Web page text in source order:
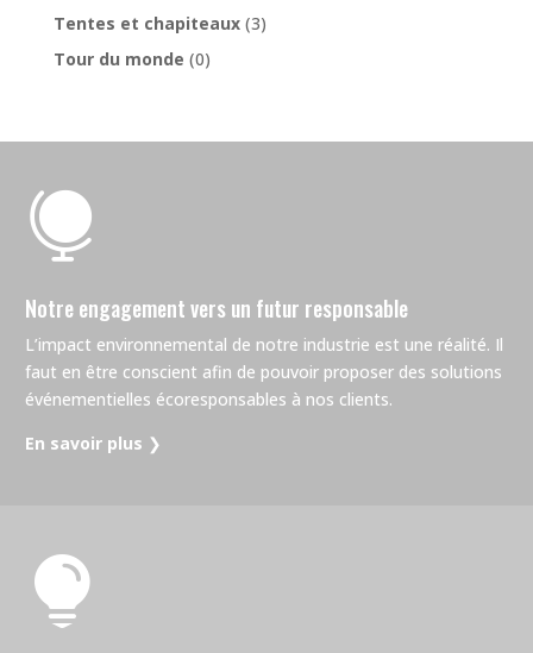
Tentes et chapiteaux (3)
Tour du monde (0)

Notre engagement vers un futur responsable
L’impact environnemental de notre industrie est une réalité. Il
faut en être conscient afin de pouvoir proposer des solutions
événementielles écoresponsables à nos clients.
En savoir plus ❯
